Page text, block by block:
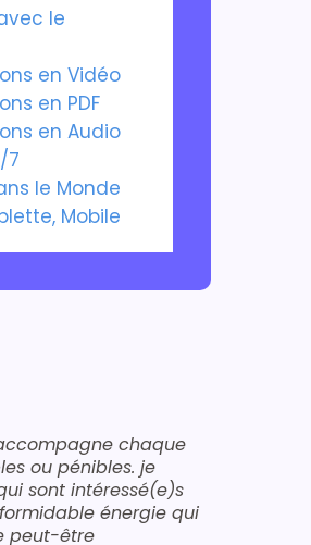
le
en Vidéo
en PDF
en Audio
7
le Monde
Mobile
chaque
ou pénibles. je
sont intéressé(e)s
énergie qui
peut-être